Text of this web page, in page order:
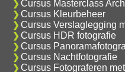
Cursus Masterclass
Cursus Kleurbeheer
Cursus Verslaglegging
Cursus HDR fotografie
Cursus
Cursus Nachtfotografie
Cursus Fotograferen